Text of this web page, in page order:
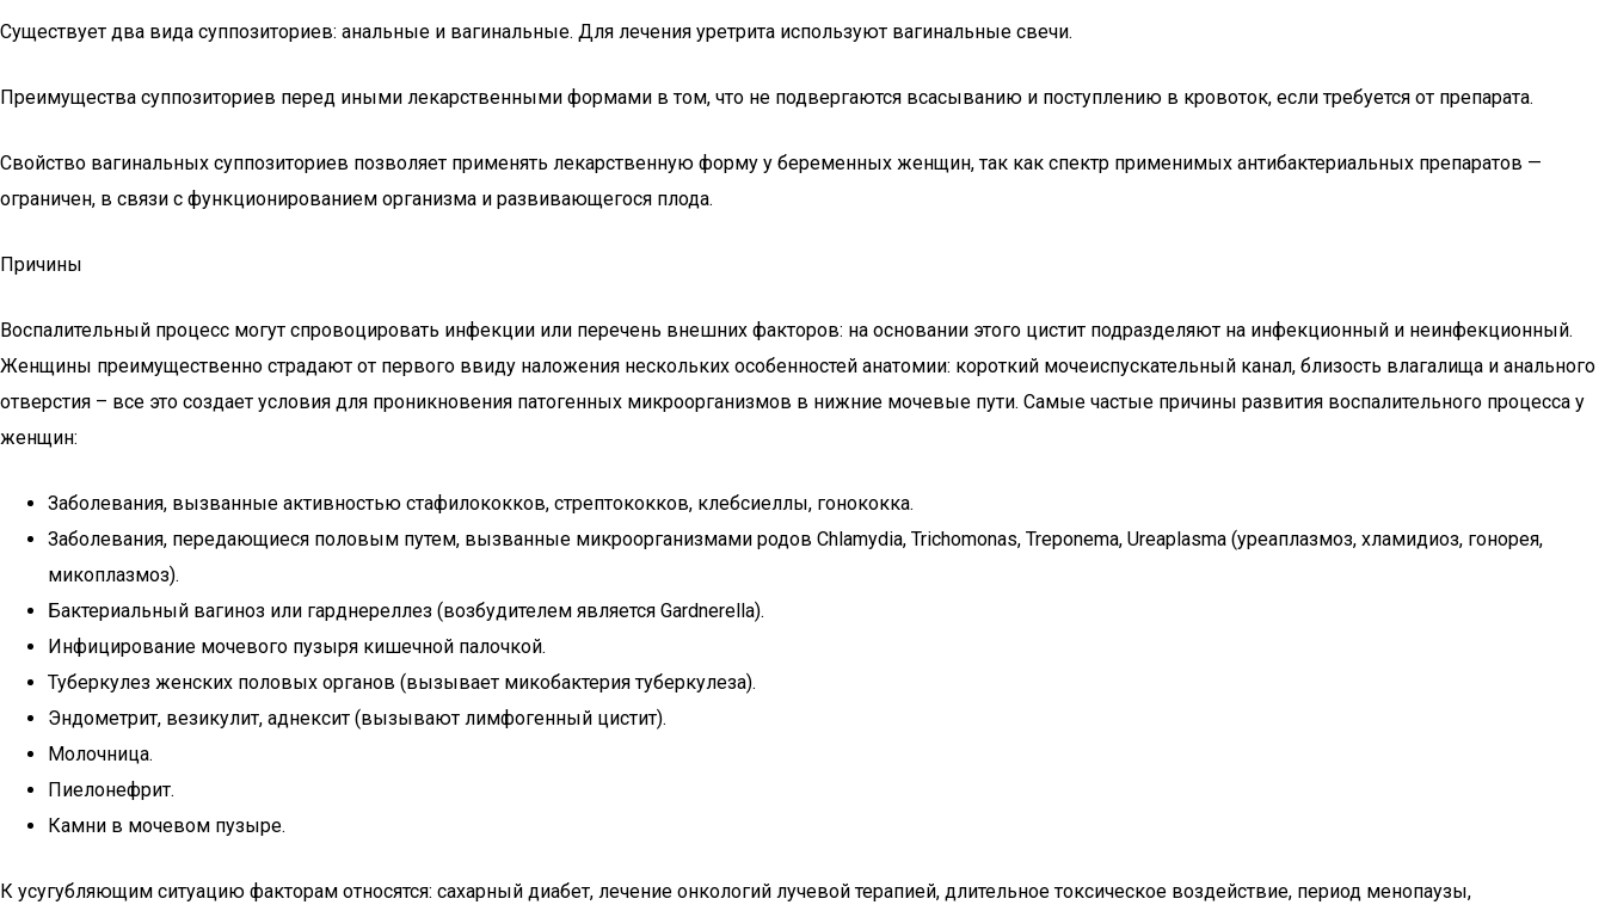
Существует два вида суппозиториев: анальные и вагинальные. Для лечения уретрита используют вагинальные свечи.
Преимущества суппозиториев перед иными лекарственными формами в том, что не подвергаются всасыванию и поступлению в кровоток, если требуется от препарата.
Свойство вагинальных суппозиториев позволяет применять лекарственную форму у беременных женщин, так как спектр применимых антибактериальных препаратов —
ограничен, в связи с функционированием организма и развивающегося плода.
Причины
Воспалительный процесс могут спровоцировать инфекции или перечень внешних факторов: на основании этого цистит подразделяют на инфекционный и неинфекционный.
Женщины преимущественно страдают от первого ввиду наложения нескольких особенностей анатомии: короткий мочеиспускательный канал, близость влагалища и анального
отверстия – все это создает условия для проникновения патогенных микроорганизмов в нижние мочевые пути. Самые частые причины развития воспалительного процесса у
женщин:
Заболевания, вызванные активностью стафилококков, стрептококков, клебсиеллы, гонококка.
Заболевания, передающиеся половым путем, вызванные микроорганизмами родов Chlamydia, Trichomonas, Treponema, Ureaplasma (уреаплазмоз, хламидиоз, гонорея,
микоплазмоз).
Бактериальный вагиноз или гарднереллез (возбудителем является Gardnerella).
Инфицирование мочевого пузыря кишечной палочкой.
Туберкулез женских половых органов (вызывает микобактерия туберкулеза).
Эндометрит, везикулит, аднексит (вызывают лимфогенный цистит).
Молочница.
Пиелонефрит.
Камни в мочевом пузыре.
К усугубляющим ситуацию факторам относятся: сахарный диабет, лечение онкологий лучевой терапией, длительное токсическое воздействие, период менопаузы,